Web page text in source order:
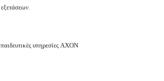
υπηρεσίες ΑΧΟΝ